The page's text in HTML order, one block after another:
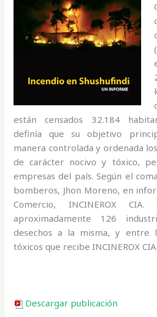
están censados 32.184
definía que su objetivo
manera controlada y ordenada
de carácter nocivo y tóxico,
empresas del país. Según el
bomberos, Jhon Moreno, en
Comercio, INCINEROX
aproximadamente 126
desechos a la misma, y entre
tóxicos que recibe INCINEROX
Descargar publicación